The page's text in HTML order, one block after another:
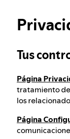
Tus
Página
tratamiento
los
Página